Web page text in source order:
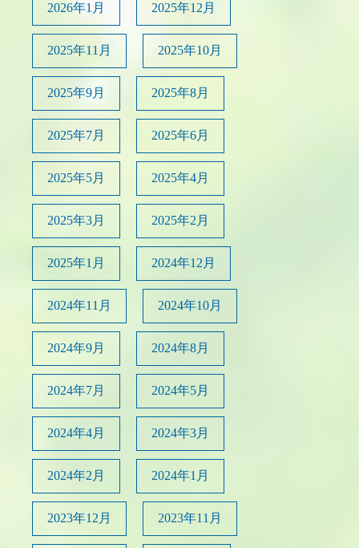
2026年1月 2025年12月
2025年11月 2025年10月
2025年9月 2025年8月
2025年7月 2025年6月
2025年5月 2025年4月
2025年3月 2025年2月
2025年1月 2024年12月
2024年11月 2024年10月
2024年9月 2024年8月
2024年7月 2024年5月
2024年4月 2024年3月
2024年2月 2024年1月
2023年12月 2023年11月